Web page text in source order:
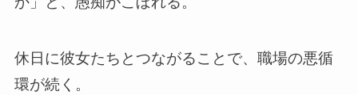
休日に彼女たちとつながることで、職場の悪循
環が続く。